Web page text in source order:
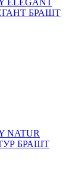
БРАШТ
NATUR
БРАШТ